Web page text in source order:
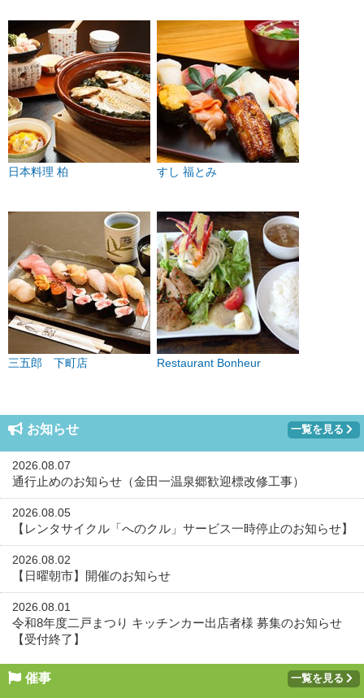
日本料理 柏 すし 福とみ
三五郎 下町店 Restaurant Bonheur
お知らせ 一覧を見る
2026.08.07
通行止めのお知らせ（金田一温泉郷歓迎標改修工事）
2026.08.05
【レンタサイクル「へのクル」サービス一時停止のお知らせ】
2026.08.02
【日曜朝市】開催のお知らせ
2026.08.01
令和8年度二戸まつり キッチンカー出店者様 募集のお知らせ
【受付終了】
催事 一覧を見る